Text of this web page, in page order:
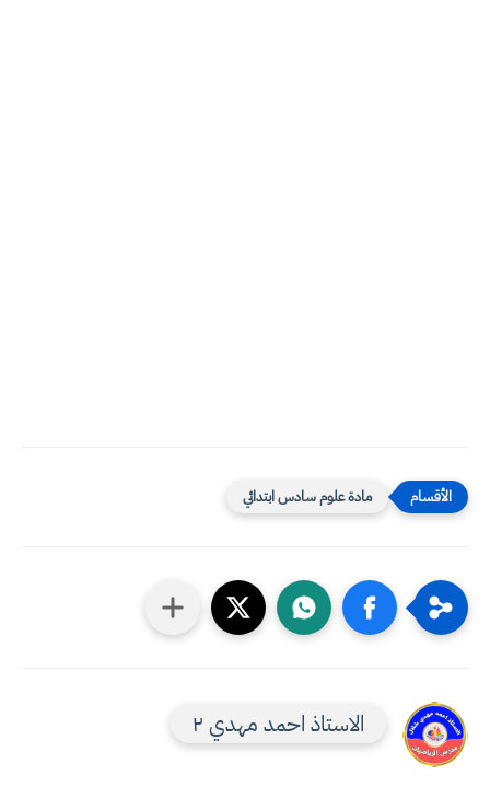
مادة علوم سادس ابتدائي
الاستاذ احمد مهدي ٢